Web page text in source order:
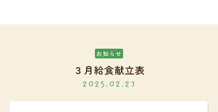
お知らせ
３月給食献立表
2025.02.27